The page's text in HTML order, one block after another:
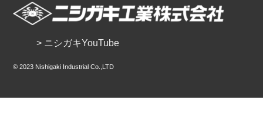
> ニシガキYouTube
© 2023 Nishigaki Industrial Co.,LTD